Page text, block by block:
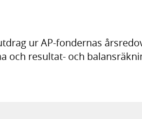
ur AP-fondernas
och resultat- och